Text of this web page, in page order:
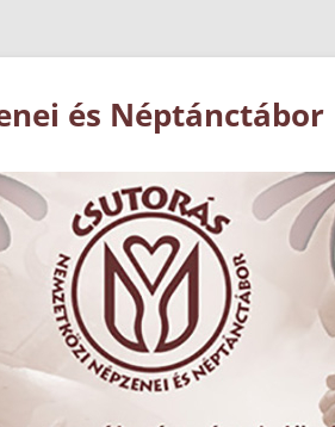
és Néptánctábor